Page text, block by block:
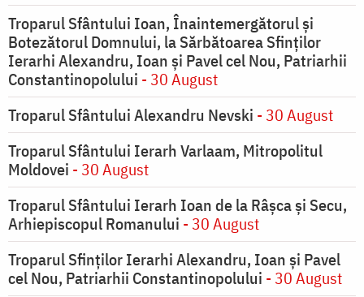
Troparul Sfântului Ioan, Înaintemergătorul şi
Botezătorul Domnului, la Sărbătoarea Sfinţilor
Ierarhi Alexandru, Ioan şi Pavel cel Nou, Patriarhii
Constantinopolului - 30 August
Troparul Sfântului Alexandru Nevski - 30 August
Troparul Sfântului Ierarh Varlaam, Mitropolitul
Moldovei - 30 August
Troparul Sfântului Ierarh Ioan de la Râşca şi Secu,
Arhiepiscopul Romanului - 30 August
Troparul Sfinţilor Ierarhi Alexandru, Ioan şi Pavel
cel Nou, Patriarhii Constantinopolului - 30 August